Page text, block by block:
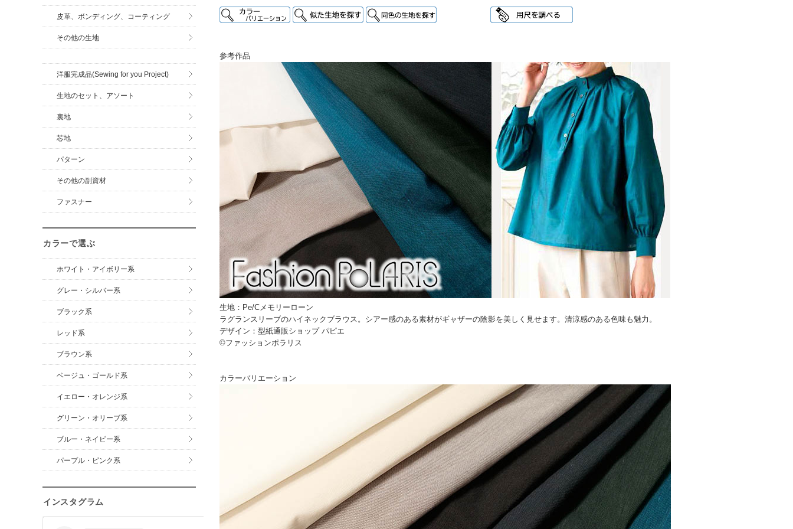
参考作品
生地：Pe/Cメモリーローン
ラグランスリーブのハイネックブラウス。シアー感のある素材がギャザーの陰影を美しく見せます。清涼感のある色味も魅力。
デザイン：型紙通販ショップ パピエ
©ファッションポラリス
カラーバリエーション
皮革、ボンディング、コーティング
その他の生地
洋服完成品(Sewing for you Project)
生地のセット、アソート
裏地
芯地
パターン
その他の副資材
ファスナー
カラーで選ぶ
ホワイト・アイボリー系
グレー・シルバー系
ブラック系
レッド系
ブラウン系
ベージュ・ゴールド系
イエロー・オレンジ系
グリーン・オリーブ系
ブルー・ネイビー系
パープル・ピンク系
インスタグラム